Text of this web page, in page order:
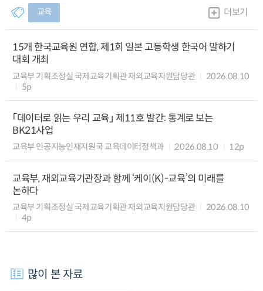
교육 더보기
15개 한국교육원 연합, 제1회 일본 고등학생 한국어 말하기
대회 개최
교육부 기획조정실 국제교육기획관 재외교육지원담당관
2026.08.10
5p
「데이터로 읽는 우리 교육」 제11호 발간: 통계로 보는
BK21사업
교육부 인공지능인재지원국 교육데이터정책과 2026.08.10 12p
교육부, 재외교육기관장과 함께 ‘케이(K)-교육’의 미래를
논하다
교육부 기획조정실 국제교육기획관 재외교육지원담당관
2026.08.10
4p
많이 본 자료